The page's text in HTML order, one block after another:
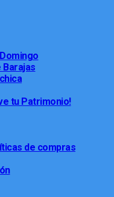
Barajas
tu Patrimonio!
de compras